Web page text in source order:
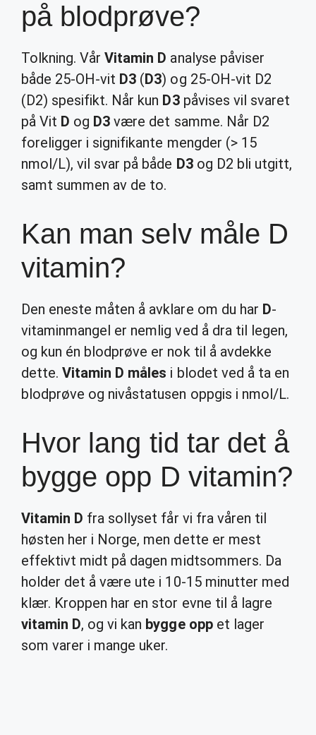
på blodprøve?
Tolkning. VårVitamin D analyse påviser
både 25-OH-vit D3 (D3) og 25-OH-vit D2
(D2) spesifikt. Når kun D3påvises vil svaret
på Vit D og D3 være det samme. Når D2
foreligger i signifikante mengder (> 15
nmol/L), vil svar på både D3og D2 bli utgitt,
samt summen av de to.
Kan man selv måle D
vitamin?
Den eneste måten å avklare om du har D-
vitaminmangel er nemlig ved å dra til legen,
og kun én blodprøve er nok til å avdekke
dette.Vitamin D måles i blodet ved å ta en
blodprøve og nivåstatusen oppgis i nmol/L.
Hvor lang tid tar det å
bygge opp D vitamin?
Vitamin D fra sollyset får vi fra våren til
høsten her i Norge, men dette er mest
effektivt midt på dagen midtsommers. Da
holder det å være ute i 10-15 minutter med
klær. Kroppen har en stor evne til å lagre
vitamin D, og vi kan bygge oppet lager
som varer i mange uker.